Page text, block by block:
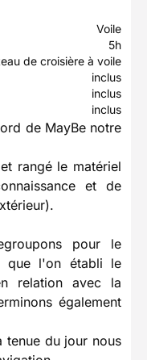
Voile
5h
de croisière à voile
inclus
inclus
inclus
de MayBe notre
rangé le matériel
et de
pour le
que l'on établi le
relation avec la
également
tenue du jour nous